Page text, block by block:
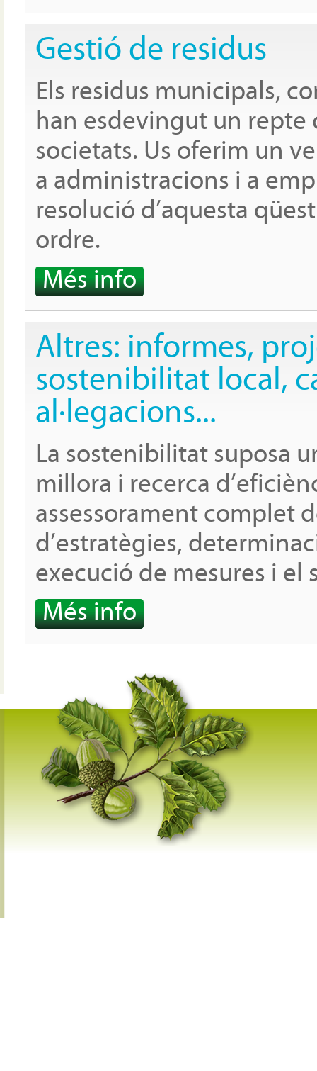
Gestió de residus
Els residus municipals,
han esdevingut un repte
societats. Us oferim un
a administracions i a
resolució d’aquesta
ordre.
Més info
Altres: informes,
sostenibilitat local,
al·legacions...
La sostenibilitat suposa
millora i recerca
assessorament complet
d’estratègies,
execució de mesures i el
Més info